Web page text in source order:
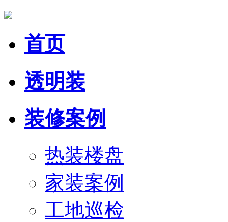
首页
透明装
装修案例
热装楼盘
家装案例
工地巡检